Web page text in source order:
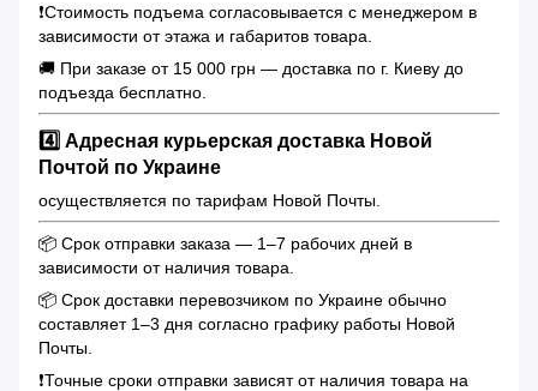
❗️Стоимость подъема согласовывается с менеджером в
зависимости от этажа и габаритов товара.
🚚 При заказе от 15 000 грн — доставка по г. Киеву до
подъезда бесплатно.
4️⃣ Адресная курьерская доставка Новой
Почтой по Украине
осуществляется по тарифам Новой Почты.
📦 Срок отправки заказа — 1–7 рабочих дней в
зависимости от наличия товара.
📦 Срок доставки перевозчиком по Украине обычно
составляет 1–3 дня согласно графику работы Новой
Почты.
❗️Точные сроки отправки зависят от наличия товара на